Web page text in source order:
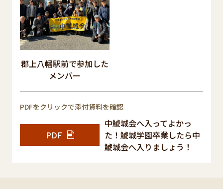
郡上八幡駅前で参加した
メンバー
PDFをクリックで添付資料を確認
PDF
中鯱城会へ入ってよかっ
た！鯱城学園卒業したら中
鯱城会へ入りましょう！